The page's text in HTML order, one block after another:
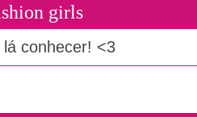
girls
lá conhecer! <3